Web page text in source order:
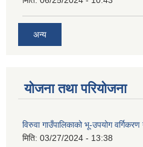
अन्य
योजना तथा परियोजना
विरुवा गाउँपालिकाको भू-उपयोग
मिति: 03/27/2024 - 13:38